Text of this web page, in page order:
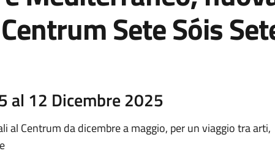
Sete Sóis
al 12 Dicembre 2025
al Centrum da dicembre a maggio, per un viaggio tra arti,